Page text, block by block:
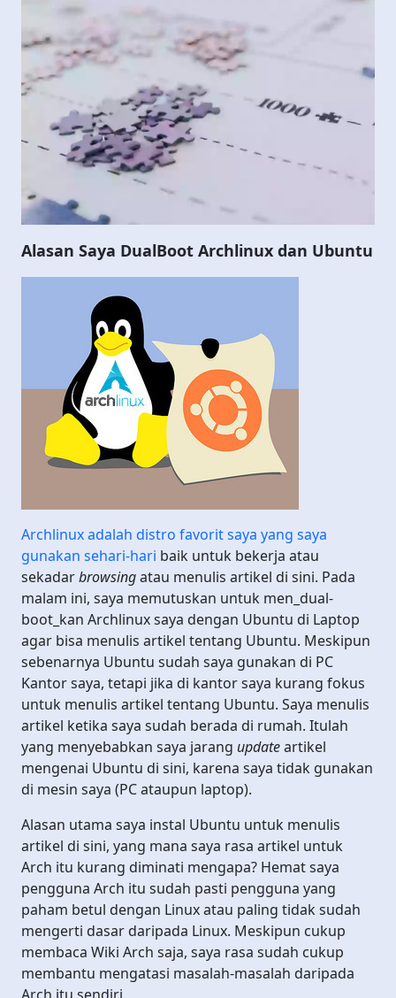
Alasan Saya DualBoot Archlinux dan Ubuntu
Archlinux adalah distro favorit saya yang saya
gunakan sehari-hari baik untuk bekerja atau
sekadarbrowsingatau menulis artikel di sini. Pada
malam ini, saya memutuskan untuk men_dual-
boot_kan Archlinux saya dengan Ubuntu di Laptop
agar bisa menulis artikel tentang Ubuntu. Meskipun
sebenarnya Ubuntu sudah saya gunakan di PC
Kantor saya, tetapi jika di kantor saya kurang fokus
untuk menulis artikel tentang Ubuntu. Saya menulis
artikel ketika saya sudah berada di rumah. Itulah
yang menyebabkan saya jarang updateartikel
mengenai Ubuntu di sini, karena saya tidak gunakan
di mesin saya (PC ataupun laptop).
Alasan utama saya instal Ubuntu untuk menulis
artikel di sini, yang mana saya rasa artikel untuk
Arch itu kurang diminati mengapa? Hemat saya
pengguna Arch itu sudah pasti pengguna yang
paham betul dengan Linux atau paling tidak sudah
mengerti dasar daripada Linux. Meskipun cukup
membaca Wiki Arch saja, saya rasa sudah cukup
membantu mengatasi masalah-masalah daripada